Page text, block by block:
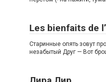
Les bienfaits de
Старинные опять зовут
незабытый Друг — Вот